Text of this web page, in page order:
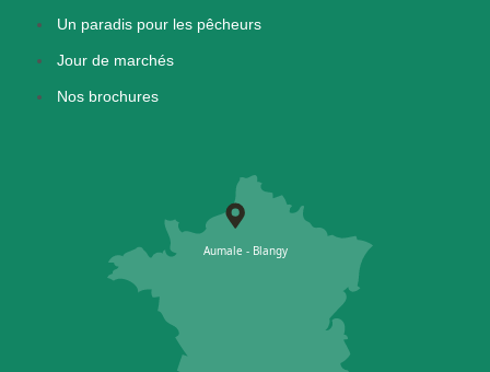
Un paradis pour les pêcheurs
Jour de marchés
Nos brochures